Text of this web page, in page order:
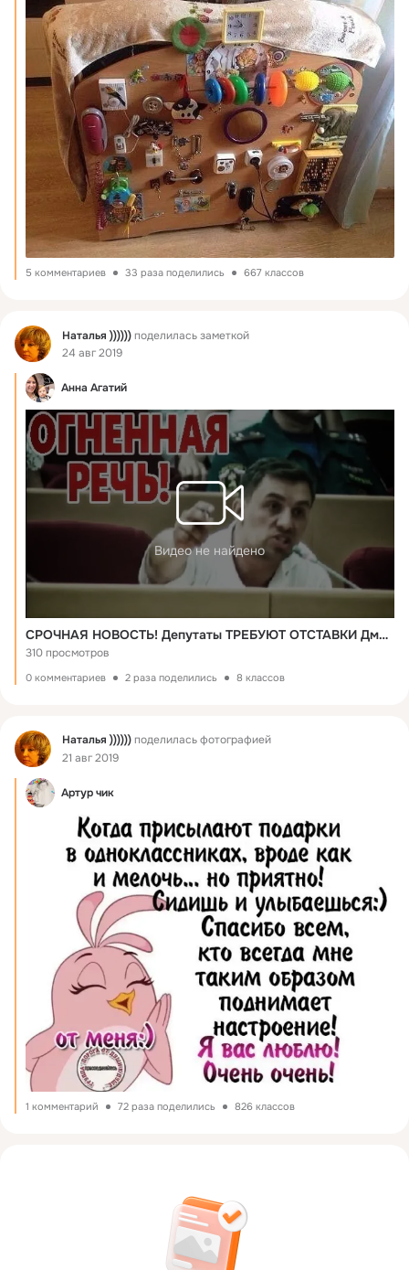
5 комментариев 33 раза поделились 667 классов
Фид Наталья ))))))поделилась заметкой
24 авг 2019
Анна Агатий
Видео не найдено
СРОЧНАЯ НОВОСТЬ! Депутаты ТРЕБУЮТ ОТСТАВКИ Дмитрия Медведева!!!
310 просмотров
0 комментариев 2 раза поделились 8 классов
Фид Наталья ))))))поделилась фотографией
21 авг 2019
Артур чик
1 комментарий 72 раза поделились 826 классов